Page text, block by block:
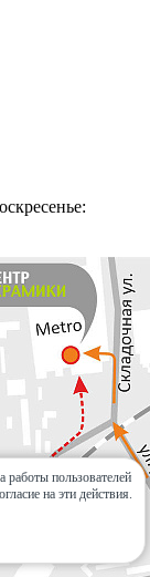
работы пользователей
на эти действия.